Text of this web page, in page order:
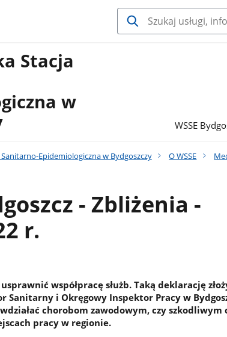
Stacja
w
WSSE
Epidemiologiczna w Bydgoszczy O WSSE
- Zbliżenia -
r.
współpracę służb. Taką deklarację
Sanitarny i Okręgowy Inspektor Pracy w
chorobom zawodowym, czy szkodliwym
pracy w regionie.